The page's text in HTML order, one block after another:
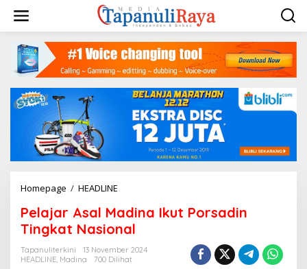
konten
Homepage / HEADLINE
Madina
Ikut
Porsadin
Tingkat
Nasional
Pelajar Asal Madina Ikut Porsadin
Tingkat Nasional
Tapanuliterkini
13 November 2024
HEADLINE, Madina 700 Dilihat